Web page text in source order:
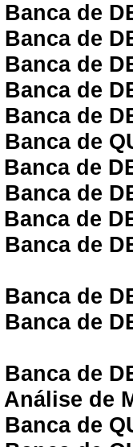
Banca de
Banca de
Banca de
Banca de
Banca de
Banca de
Banca de
Banca de
Banca de
Banca de
Banca de
Banca de
Banca de
Análise de
Banca de